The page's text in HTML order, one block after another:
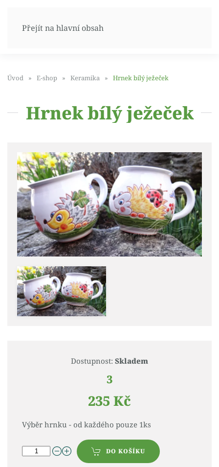
Přejít na hlavní obsah
Úvod E-shop Keramika Hrnek bílý ježeček
Hrnek bílý ježeček
Dostupnost: Skladem
3
235 Kč
Výběr hrnku - od každého pouze 1ks
DO KOŠÍKU